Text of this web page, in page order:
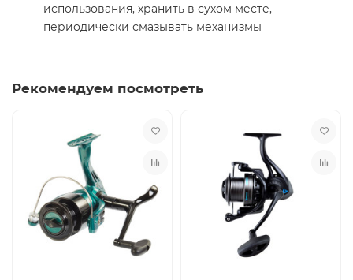
использования, хранить в сухом месте,
периодически смазывать механизмы
Рекомендуем посмотреть